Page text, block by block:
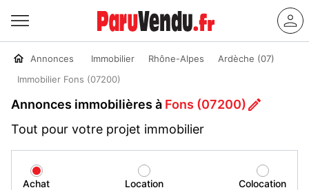
Annonces Immobilier Rhône-Alpes
Ardèche (07)
Immobilier Fons (07200)
Annonces immobilières à Fons (07200)
Tout pour votre projet immobilier
Achat Location Colocation